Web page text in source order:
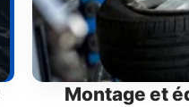
Montage et